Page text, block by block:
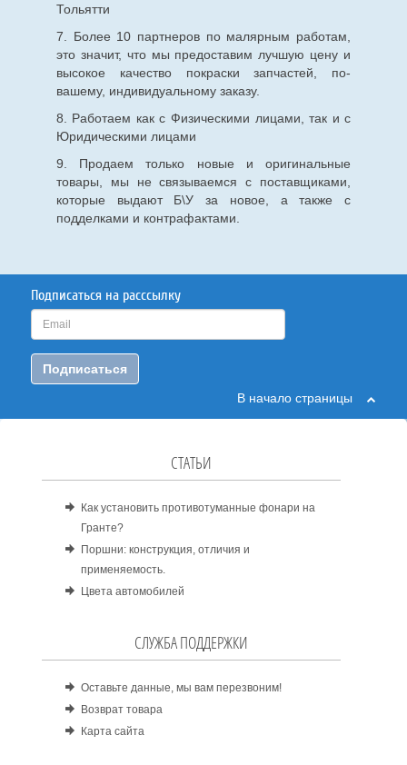
Тольятти
7. Более 10 партнеров по малярным работам,
это значит, что мы предоставим лучшую цену и
высокое качество покраски запчастей, по-
вашему, индивидуальному заказу.
8. Работаем как с Физическими лицами, так и с
Юридическими лицами
9. Продаем только новые и оригинальные
товары, мы не связываемся с поставщиками,
которые выдают Б\У за новое, а также с
подделками и контрафактами.
Подписаться на расссылку
Подписаться
В начало страницы
СТАТЬИ
Как установить противотуманные фонари на
Гранте?
Поршни: конструкция, отличия и
применяемость.
Цвета автомобилей
СЛУЖБА ПОДДЕРЖКИ
Оставьте данные, мы вам перезвоним!
Возврат товара
Карта сайта